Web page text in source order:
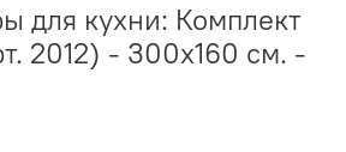
для кухни: Комплект
2012) - 300х160 см. -